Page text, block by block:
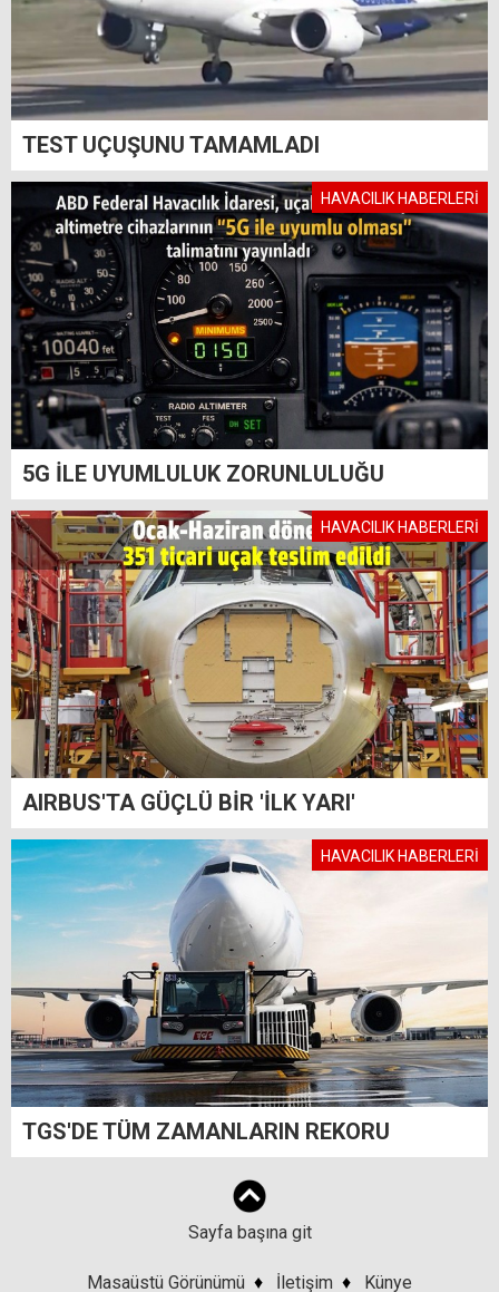
TEST UÇUŞUNU TAMAMLADI
HAVACILIK HABERLERİ
5G İLE UYUMLULUK ZORUNLULUĞU
HAVACILIK HABERLERİ
AIRBUS'TA GÜÇLÜ BİR 'İLK YARI'
HAVACILIK HABERLERİ
TGS'DE TÜM ZAMANLARIN REKORU
Sayfa başına git
Masaüstü Görünümü ♦ İletişim ♦ Künye